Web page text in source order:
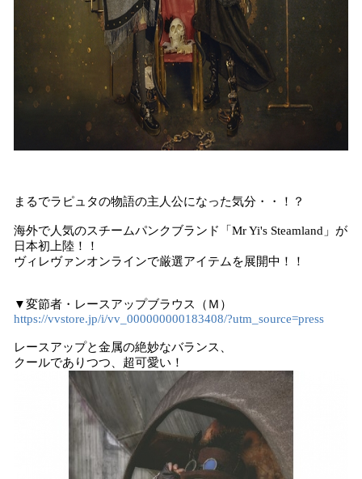
まるでラピュタの物語の主人公になった気分・・！？
海外で人気のスチームパンクブランド「Mr Yi's Steamland」が
日本初上陸！！
ヴィレヴァンオンラインで厳選アイテムを展開中！！
▼変節者・レースアップブラウス（Ｍ）
https://vvstore.jp/i/vv_000000000183408/?utm_source=press
レースアップと金属の絶妙なバランス、
クールでありつつ、超可愛い！